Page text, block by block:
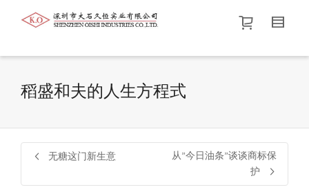
帮我查找新的衬衫尺码
价格介于
稻盛和夫的人生方程式
无糖这门新生意
从”今日油条”谈谈商标保
护